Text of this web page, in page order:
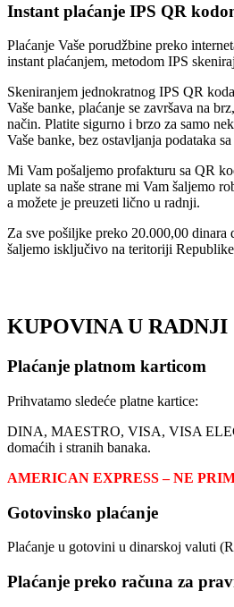
Instant plaćanje IPS QR
Plaćanje Vaše porudžbine preko
instant plaćanjem, metodom IPS
Skeniranjem jednokratnog IPS QR
Vaše banke, plaćanje se završava na
način. Platite sigurno i brzo za samo
Vaše banke, bez ostavljanja podataka
Mi Vam pošaljemo profakturu sa QR
uplate sa naše strane mi Vam šaljemo
a možete je preuzeti lično u radnji.
Za sve pošiljke preko 20.000,00 dinara
šaljemo isključivo na teritoriji
KUPOVINA U RADNJI
Plaćanje platnom karticom
Prihvatamo sledeće platne kartice:
DINA, MAESTRO, VISA, VISA
domaćih i stranih banaka.
AMERICAN EXPRESS – NE
Gotovinsko plaćanje
Plaćanje u gotovini u dinarskoj valuti
Plaćanje preko računa za